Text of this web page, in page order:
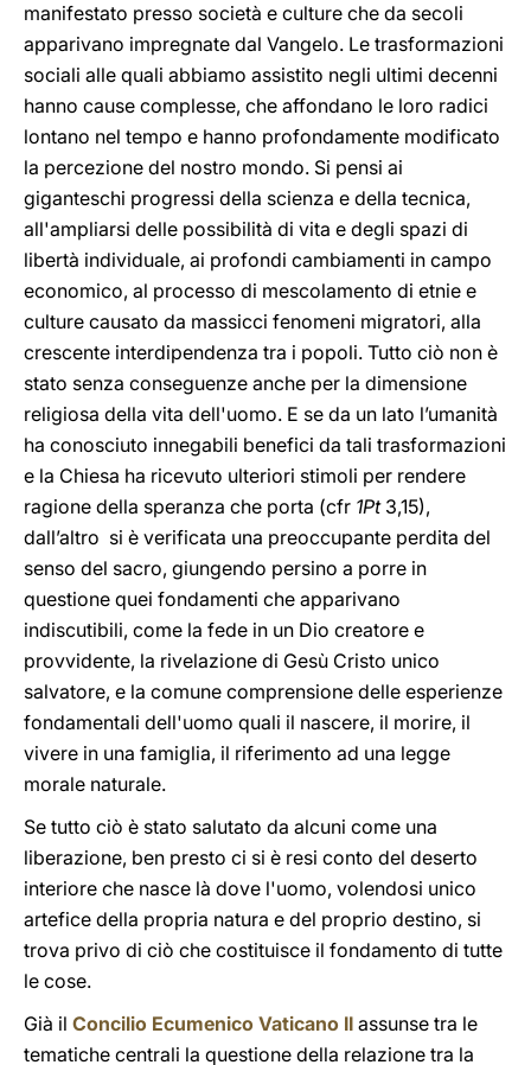
manifestato presso società e culture che da secoli
apparivano impregnate dal Vangelo. Le trasformazioni
sociali alle quali abbiamo assistito negli ultimi decenni
hanno cause complesse, che affondano le loro radici
lontano nel tempo e hanno profondamente modificato
la percezione del nostro mondo. Si pensi ai
giganteschi progressi della scienza e della tecnica,
all'ampliarsi delle possibilità di vita e degli spazi di
libertà individuale, ai profondi cambiamenti in campo
economico, al processo di mescolamento di etnie e
culture causato da massicci fenomeni migratori, alla
crescente interdipendenza tra i popoli. Tutto ciò non è
stato senza conseguenze anche per la dimensione
religiosa della vita dell'uomo. E se da un lato l’umanità
ha conosciuto innegabili benefici da tali trasformazioni
e la Chiesa ha ricevuto ulteriori stimoli per rendere
ragione della speranza che porta (cfr 1Pt3,15),
dall’altro si è verificata una preoccupante perdita del
senso del sacro, giungendo persino a porre in
questione quei fondamenti che apparivano
indiscutibili, come la fede in un Dio creatore e
provvidente, la rivelazione di Gesù Cristo unico
salvatore, e la comune comprensione delle esperienze
fondamentali dell'uomo quali il nascere, il morire, il
vivere in una famiglia, il riferimento ad una legge
morale naturale.
Se tutto ciò è stato salutato da alcuni come una
liberazione, ben presto ci si è resi conto del deserto
interiore che nasce là dove l'uomo, volendosi unico
artefice della propria natura e del proprio destino, si
trova privo di ciò che costituisce il fondamento di tutte
le cose.
Già il Concilio Ecumenico Vaticano II assunse tra le
tematiche centrali la questione della relazione tra la